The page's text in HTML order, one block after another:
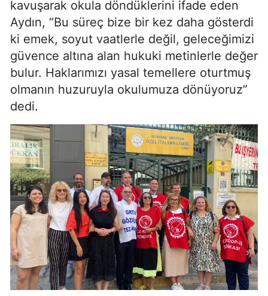
kavuşarak okula döndüklerini ifade eden
Aydın, “Bu süreç bize bir kez daha gösterdi
ki emek, soyut vaatlerle değil, geleceğimizi
güvence altına alan hukuki metinlerle değer
bulur. Haklarımızı yasal temellere oturtmuş
olmanın huzuruyla okulumuza dönüyoruz”
dedi.